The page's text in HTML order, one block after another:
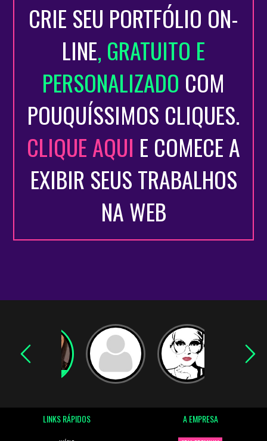
CRIE SEU PORTFÓLIO ON-
LINE, GRATUITO E
PERSONALIZADO COM
POUQUÍSSIMOS CLIQUES.
CLIQUE AQUI E COMECE A
EXIBIR SEUS TRABALHOS
NA WEB
LINKS RÁPIDOS A EMPRESA